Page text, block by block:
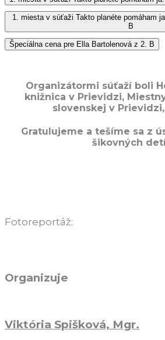
1. miesta v súťaži Takto planéte pomáham
B
Špeciálna cena pre Ella Bartolenová z 2. B
Organizátormi súťaží boli
knižnica v Prievidzi,
slovenskej v Prievidzi,
Gratulujeme a tešíme sa z
šikovných
Fotoreportáž:
Organizuje
Viktória Spišková, Mgr.